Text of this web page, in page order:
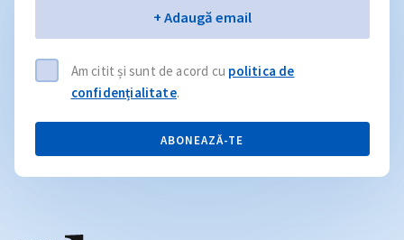
+ Adaugă email
Am citit și sunt de acord cu politica de
confidențialitate.
ABONEAZĂ-TE